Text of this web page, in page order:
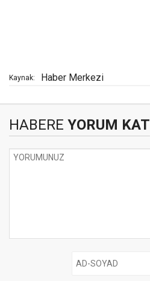
Kaynak: Haber Merkezi
HABERE YORUM KAT